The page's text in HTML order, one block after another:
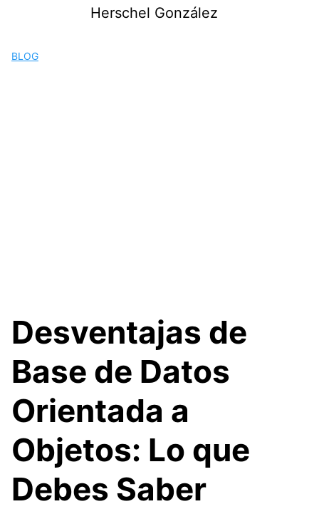
Herschel González
BLOG
Desventajas de
Base de Datos
Orientada a
Objetos: Lo que
Debes Saber